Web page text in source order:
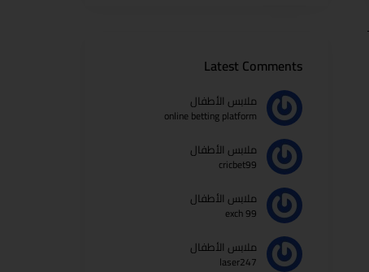
Latest Comments
ملابس الأطفال
online betting platform
ملابس الأطفال
cricbet99
ملابس الأطفال
99 exch
ملابس الأطفال
laser247